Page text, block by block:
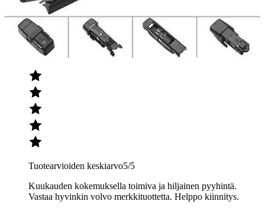
tai verkkokaupassa.
MK
MARKKU K
Tuotearvioiden keskiarvo5/5
Kuukauden kokemuksella toimiva ja hiljainen pyyhintä.
Vastaa hyvinkin volvo merkkituottetta. Helppo kiinnitys.